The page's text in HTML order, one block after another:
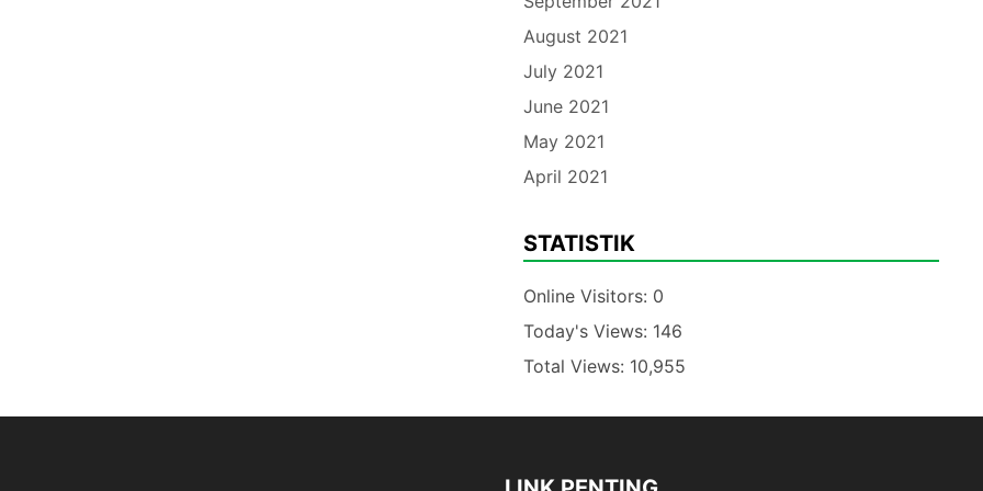
August 2021
July 2021
June 2021
May 2021
April 2021
STATISTIK
Online Visitors: 0
Today's Views: 146
Total Views: 10,955